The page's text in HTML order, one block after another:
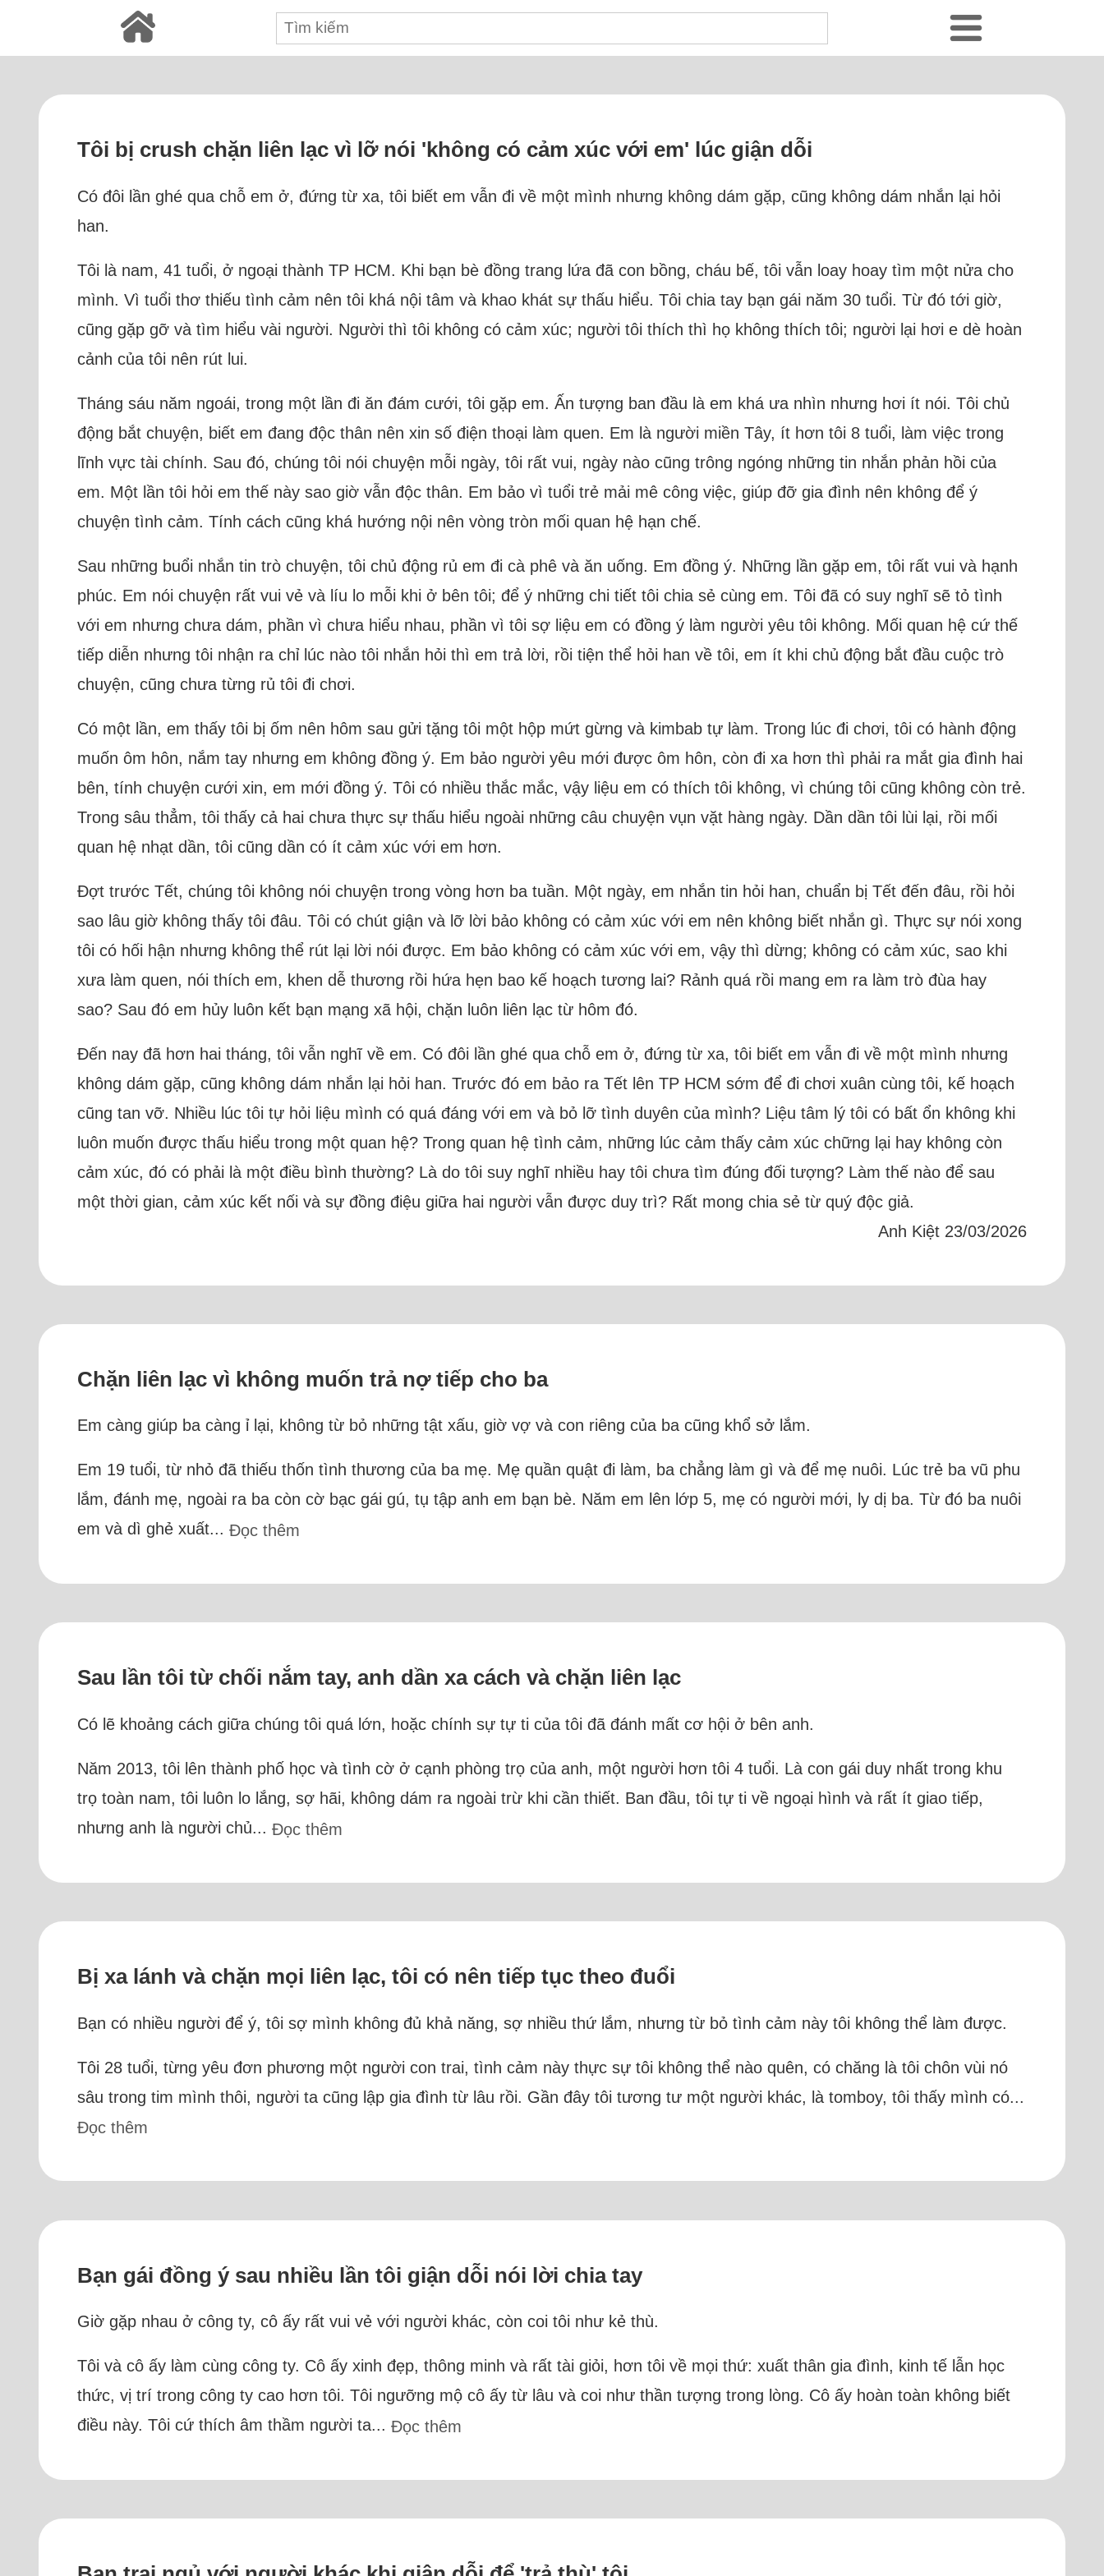
Tôi bị crush chặn liên lạc vì lỡ nói 'không có cảm xúc với em' lúc giận dỗi
Có đôi lần ghé qua chỗ em ở, đứng từ xa, tôi biết em vẫn đi về một mình nhưng không dám gặp, cũng không dám nhắn lại hỏi
han.
Tôi là nam, 41 tuổi, ở ngoại thành TP HCM. Khi bạn bè đồng trang lứa đã con bồng, cháu bế, tôi vẫn loay hoay tìm một nửa cho
mình. Vì tuổi thơ thiếu tình cảm nên tôi khá nội tâm và khao khát sự thấu hiểu. Tôi chia tay bạn gái năm 30 tuổi. Từ đó tới giờ,
cũng gặp gỡ và tìm hiểu vài người. Người thì tôi không có cảm xúc; người tôi thích thì họ không thích tôi; người lại hơi e dè hoàn
cảnh của tôi nên rút lui.
Tháng sáu năm ngoái, trong một lần đi ăn đám cưới, tôi gặp em. Ấn tượng ban đầu là em khá ưa nhìn nhưng hơi ít nói. Tôi chủ
động bắt chuyện, biết em đang độc thân nên xin số điện thoại làm quen. Em là người miền Tây, ít hơn tôi 8 tuổi, làm việc trong
lĩnh vực tài chính. Sau đó, chúng tôi nói chuyện mỗi ngày, tôi rất vui, ngày nào cũng trông ngóng những tin nhắn phản hồi của
em. Một lần tôi hỏi em thế này sao giờ vẫn độc thân. Em bảo vì tuổi trẻ mải mê công việc, giúp đỡ gia đình nên không để ý
chuyện tình cảm. Tính cách cũng khá hướng nội nên vòng tròn mối quan hệ hạn chế.
Sau những buổi nhắn tin trò chuyện, tôi chủ động rủ em đi cà phê và ăn uống. Em đồng ý. Những lần gặp em, tôi rất vui và hạnh
phúc. Em nói chuyện rất vui vẻ và líu lo mỗi khi ở bên tôi; để ý những chi tiết tôi chia sẻ cùng em. Tôi đã có suy nghĩ sẽ tỏ tình
với em nhưng chưa dám, phần vì chưa hiểu nhau, phần vì tôi sợ liệu em có đồng ý làm người yêu tôi không. Mối quan hệ cứ thế
tiếp diễn nhưng tôi nhận ra chỉ lúc nào tôi nhắn hỏi thì em trả lời, rồi tiện thể hỏi han về tôi, em ít khi chủ động bắt đầu cuộc trò
chuyện, cũng chưa từng rủ tôi đi chơi.
Có một lần, em thấy tôi bị ốm nên hôm sau gửi tặng tôi một hộp mứt gừng và kimbab tự làm. Trong lúc đi chơi, tôi có hành động
muốn ôm hôn, nắm tay nhưng em không đồng ý. Em bảo người yêu mới được ôm hôn, còn đi xa hơn thì phải ra mắt gia đình hai
bên, tính chuyện cưới xin, em mới đồng ý. Tôi có nhiều thắc mắc, vậy liệu em có thích tôi không, vì chúng tôi cũng không còn trẻ.
Trong sâu thẳm, tôi thấy cả hai chưa thực sự thấu hiểu ngoài những câu chuyện vụn vặt hàng ngày. Dần dần tôi lùi lại, rồi mối
quan hệ nhạt dần, tôi cũng dần có ít cảm xúc với em hơn.
Đợt trước Tết, chúng tôi không nói chuyện trong vòng hơn ba tuần. Một ngày, em nhắn tin hỏi han, chuẩn bị Tết đến đâu, rồi hỏi
sao lâu giờ không thấy tôi đâu. Tôi có chút giận và lỡ lời bảo không có cảm xúc với em nên không biết nhắn gì. Thực sự nói xong
tôi có hối hận nhưng không thể rút lại lời nói được. Em bảo không có cảm xúc với em, vậy thì dừng; không có cảm xúc, sao khi
xưa làm quen, nói thích em, khen dễ thương rồi hứa hẹn bao kế hoạch tương lai? Rảnh quá rồi mang em ra làm trò đùa hay
sao? Sau đó em hủy luôn kết bạn mạng xã hội, chặn luôn liên lạc từ hôm đó.
Đến nay đã hơn hai tháng, tôi vẫn nghĩ về em. Có đôi lần ghé qua chỗ em ở, đứng từ xa, tôi biết em vẫn đi về một mình nhưng
không dám gặp, cũng không dám nhắn lại hỏi han. Trước đó em bảo ra Tết lên TP HCM sớm để đi chơi xuân cùng tôi, kế hoạch
cũng tan vỡ. Nhiều lúc tôi tự hỏi liệu mình có quá đáng với em và bỏ lỡ tình duyên của mình? Liệu tâm lý tôi có bất ổn không khi
luôn muốn được thấu hiểu trong một quan hệ? Trong quan hệ tình cảm, những lúc cảm thấy cảm xúc chững lại hay không còn
cảm xúc, đó có phải là một điều bình thường? Là do tôi suy nghĩ nhiều hay tôi chưa tìm đúng đối tượng? Làm thế nào để sau
một thời gian, cảm xúc kết nối và sự đồng điệu giữa hai người vẫn được duy trì? Rất mong chia sẻ từ quý độc giả.
Anh Kiệt 23/03/2026
Chặn liên lạc vì không muốn trả nợ tiếp cho ba
Em càng giúp ba càng ỉ lại, không từ bỏ những tật xấu, giờ vợ và con riêng của ba cũng khổ sở lắm.
Em 19 tuổi, từ nhỏ đã thiếu thốn tình thương của ba mẹ. Mẹ quần quật đi làm, ba chẳng làm gì và để mẹ nuôi. Lúc trẻ ba vũ phu
lắm, đánh mẹ, ngoài ra ba còn cờ bạc gái gú, tụ tập anh em bạn bè. Năm em lên lớp 5, mẹ có người mới, ly dị ba. Từ đó ba nuôi
em và dì ghẻ xuất...Đọc thêm
Sau lần tôi từ chối nắm tay, anh dần xa cách và chặn liên lạc
Có lẽ khoảng cách giữa chúng tôi quá lớn, hoặc chính sự tự ti của tôi đã đánh mất cơ hội ở bên anh.
Năm 2013, tôi lên thành phố học và tình cờ ở cạnh phòng trọ của anh, một người hơn tôi 4 tuổi. Là con gái duy nhất trong khu
trọ toàn nam, tôi luôn lo lắng, sợ hãi, không dám ra ngoài trừ khi cần thiết. Ban đầu, tôi tự ti về ngoại hình và rất ít giao tiếp,
nhưng anh là người chủ...Đọc thêm
Bị xa lánh và chặn mọi liên lạc, tôi có nên tiếp tục theo đuổi
Bạn có nhiều người để ý, tôi sợ mình không đủ khả năng, sợ nhiều thứ lắm, nhưng từ bỏ tình cảm này tôi không thể làm được.
Tôi 28 tuổi, từng yêu đơn phương một người con trai, tình cảm này thực sự tôi không thể nào quên, có chăng là tôi chôn vùi nó
sâu trong tim mình thôi, người ta cũng lập gia đình từ lâu rồi. Gần đây tôi tương tư một người khác, là tomboy, tôi thấy mình có...
Đọc thêm
Bạn gái đồng ý sau nhiều lần tôi giận dỗi nói lời chia tay
Giờ gặp nhau ở công ty, cô ấy rất vui vẻ với người khác, còn coi tôi như kẻ thù.
Tôi và cô ấy làm cùng công ty. Cô ấy xinh đẹp, thông minh và rất tài giỏi, hơn tôi về mọi thứ: xuất thân gia đình, kinh tế lẫn học
thức, vị trí trong công ty cao hơn tôi. Tôi ngưỡng mộ cô ấy từ lâu và coi như thần tượng trong lòng. Cô ấy hoàn toàn không biết
điều này. Tôi cứ thích âm thầm người ta...Đọc thêm